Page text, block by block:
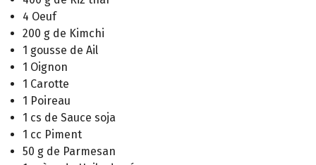
4 Oeuf
200 g de Kimchi
1 gousse de Ail
1 Oignon
1 Carotte
1 Poireau
1 cs de Sauce soja
1 cc Piment
50 g de Parmesan